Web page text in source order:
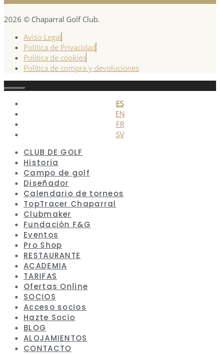
2026 © Chaparral Golf Club.
Aviso Legal
Política de Privacidad
Política de cookies
Política de compra y devoluciones
Cerrar
ES
EN
FR
SV
CLUB DE GOLF
Historia
Campo de golf
Diseñador
Calendario de torneos
TopTracer Chaparral
Clubmaker
Fundación F&G
Eventos
Pro Shop
RESTAURANTE
ACADEMIA
TARIFAS
Ofertas Online
SOCIOS
Acceso socios
Hazte Socio
BLOG
ALOJAMIENTOS
CONTACTO